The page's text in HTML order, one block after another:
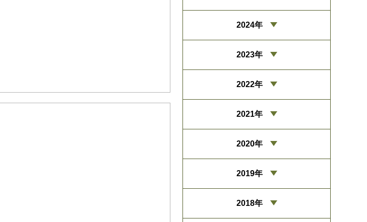
2024年
2023年
2022年
2021年
2020年
2019年
2018年